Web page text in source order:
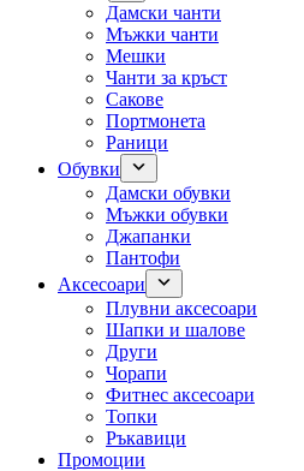
Дамски чанти
Мъжки чанти
Мешки
Чанти за кръст
Сакове
Портмонета
Раници
Обувки
Дамски обувки
Мъжки обувки
Джапанки
Пантофи
Аксесоари
Плувни аксесоари
Шапки и шалове
Други
Чорапи
Фитнес аксесоари
Топки
Ръкавици
Промоции